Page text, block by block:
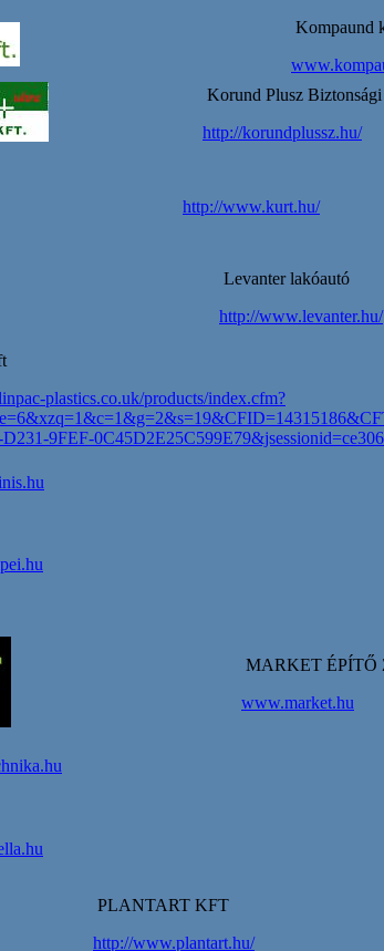
Kompaund
Korund Plusz
http://korundplussz.hu/
http://www.kurt.hu/
Levanter lakóautó
http://www.levanter.hu/
plastics.co.uk/products/index.cfm?
9FEF-
MARKET ÉPÍTŐ
www.market.hu
PLANTART KFT
http://www.plantart.hu/